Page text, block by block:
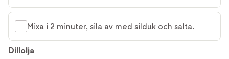
Mixa i 2 minuter, sila av med silduk och salta.
Dillolja